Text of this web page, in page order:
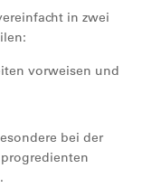
in zwei
vorweisen und
bei der